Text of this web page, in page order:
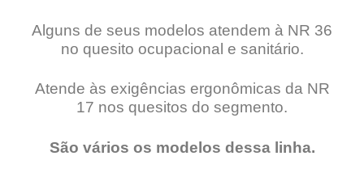
Alguns de seus modelos atendem à NR 36
no quesito ocupacional e sanitário.
Atende às exigências ergonômicas da NR
17 nos quesitos do segmento.
São vários os modelos dessa linha.